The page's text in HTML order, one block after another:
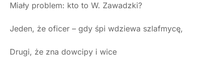
Miały problem: kto to W. Zawadzki?
Jeden, że oficer – gdy śpi wdziewa szlafmycę,
Drugi, że zna dowcipy i wice